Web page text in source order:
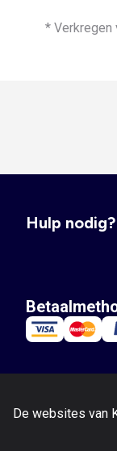
* Verkregen
Hulp nodig?
De websites van